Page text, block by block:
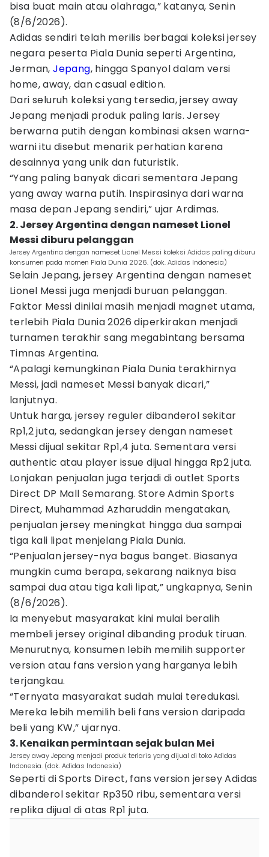
bisa buat main atau olahraga,” katanya, Senin
(8/6/2026).
Adidas sendiri telah merilis berbagai koleksi jersey
negara peserta Piala Dunia seperti Argentina,
Jerman,Jepang, hingga Spanyol dalam versi
home, away, dan casual edition.
Dari seluruh koleksi yang tersedia, jersey away
Jepang menjadi produk paling laris. Jersey
berwarna putih dengan kombinasi aksen warna-
warni itu disebut menarik perhatian karena
desainnya yang unik dan futuristik.
“Yang paling banyak dicari sementara Jepang
yang away warna putih. Inspirasinya dari warna
masa depan Jepang sendiri,” ujar Ardimas.
2. Jersey Argentina dengan nameset Lionel
Messi diburu pelanggan
Jersey Argentina dengan nameset Lionel Messi koleksi Adidas paling diburu
konsumen pada momen Piala Dunia 2026. (dok. Adidas Indonesia)
Selain Jepang, jersey Argentina dengan nameset
Lionel Messi juga menjadi buruan pelanggan.
Faktor Messi dinilai masih menjadi magnet utama,
terlebih Piala Dunia 2026 diperkirakan menjadi
turnamen terakhir sang megabintang bersama
Timnas Argentina.
“Apalagi kemungkinan Piala Dunia terakhirnya
Messi, jadi nameset Messi banyak dicari,”
lanjutnya.
Untuk harga, jersey reguler dibanderol sekitar
Rp1,2 juta, sedangkan jersey dengan nameset
Messi dijual sekitar Rp1,4 juta. Sementara versi
authentic atau player issue dijual hingga Rp2 juta.
Lonjakan penjualan juga terjadi di outlet Sports
Direct DP Mall Semarang. Store Admin Sports
Direct, Muhammad Azharuddin mengatakan,
penjualan jersey meningkat hingga dua sampai
tiga kali lipat menjelang Piala Dunia.
“Penjualan jersey-nya bagus banget. Biasanya
mungkin cuma berapa, sekarang naiknya bisa
sampai dua atau tiga kali lipat,” ungkapnya, Senin
(8/6/2026).
Ia menyebut masyarakat kini mulai beralih
membeli jersey original dibanding produk tiruan.
Menurutnya, konsumen lebih memilih supporter
version atau fans version yang harganya lebih
terjangkau.
“Ternyata masyarakat sudah mulai teredukasi.
Mereka lebih memilih beli fans version daripada
beli yang KW,” ujarnya.
3. Kenaikan permintaan sejak bulan Mei
Jersey away Jepang menjadi produk terlaris yang dijual di toko Adidas
Indonesia. (dok. Adidas Indonesia)
Seperti di Sports Direct, fans version jersey Adidas
dibanderol sekitar Rp350 ribu, sementara versi
replika dijual di atas Rp1 juta.